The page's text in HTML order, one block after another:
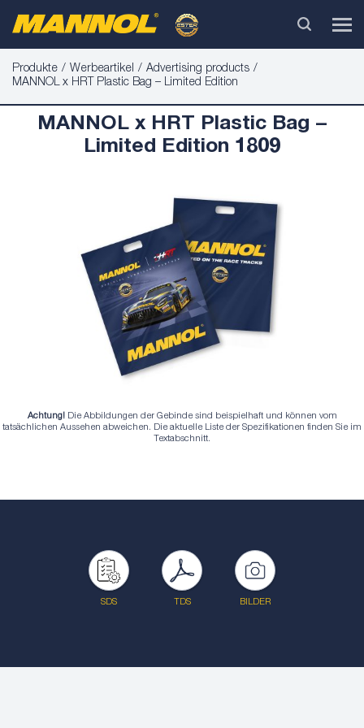
Produkte Werbeartikel
Advertising products
MANNOL x HRT Plastic Bag – Limited Edition
MANNOL x HRT Plastic Bag –
Limited Edition 1809
Achtung! Die Abbildungen der Gebinde sind beispielhaft und können vom
tatsächlichen Aussehen abweichen. Die aktuelle Liste der Spezifikationen finden Sie im
Textabschnitt.
SDS TDS BILDER